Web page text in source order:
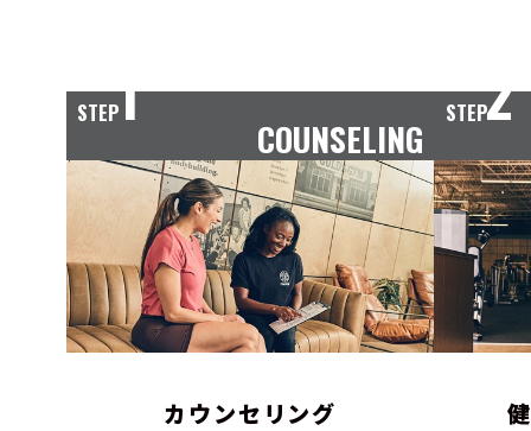
STEP1
COUNSELING
カウンセリング
STEP2